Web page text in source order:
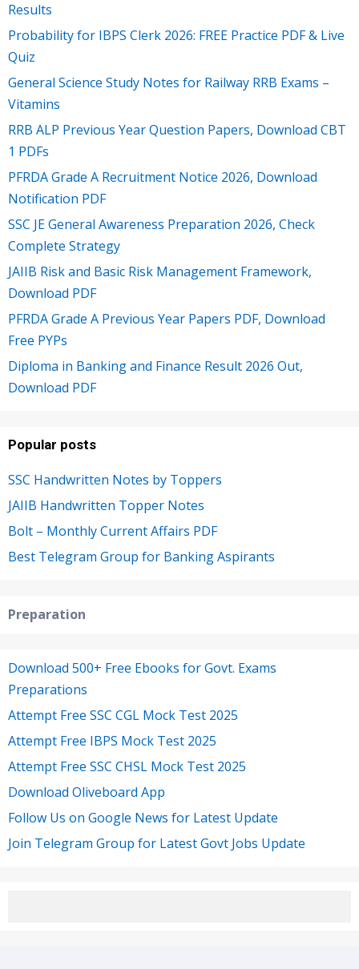
Results
Probability for IBPS Clerk 2026: FREE Practice PDF & Live
Quiz
General Science Study Notes for Railway RRB Exams –
Vitamins
RRB ALP Previous Year Question Papers, Download CBT
1 PDFs
PFRDA Grade A Recruitment Notice 2026, Download
Notification PDF
SSC JE General Awareness Preparation 2026, Check
Complete Strategy
JAIIB Risk and Basic Risk Management Framework,
Download PDF
PFRDA Grade A Previous Year Papers PDF, Download
Free PYPs
Diploma in Banking and Finance Result 2026 Out,
Download PDF
Popular posts
SSC Handwritten Notes by Toppers
JAIIB Handwritten Topper Notes
Bolt – Monthly Current Affairs PDF
Best Telegram Group for Banking Aspirants
Preparation
Download 500+ Free Ebooks for Govt. Exams
Preparations
Attempt Free SSC CGL Mock Test 2025
Attempt Free IBPS Mock Test 2025
Attempt Free SSC CHSL Mock Test 2025
Download Oliveboard App
Follow Us on Google News for Latest Update
Join Telegram Group for Latest Govt Jobs Update